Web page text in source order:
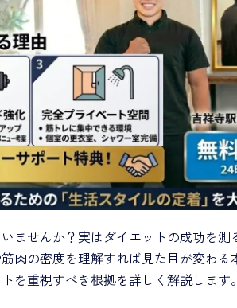
ませんか？実はダイエットの成功を測
肉の密度を理解すれば見た目が変わる
を重視すべき根拠を詳しく解説します。